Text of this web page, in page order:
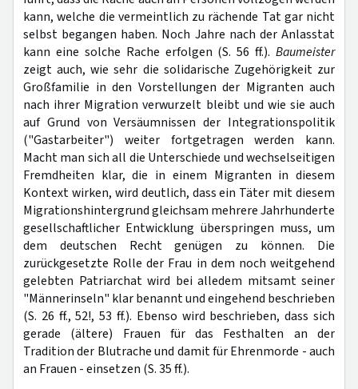
kann, welche die vermeintlich zu rächende Tat gar nicht
selbst begangen haben. Noch Jahre nach der Anlasstat
kann eine solche Rache erfolgen (S. 56 ff.). Baumeister
zeigt auch, wie sehr die solidarische Zugehörigkeit zur
Großfamilie in den Vorstellungen der Migranten auch
nach ihrer Migration verwurzelt bleibt und wie sie auch
auf Grund von Versäumnissen der Integrationspolitik
("Gastarbeiter") weiter fortgetragen werden kann.
Macht man sich all die Unterschiede und wechselseitigen
Fremdheiten klar, die in einem Migranten in diesem
Kontext wirken, wird deutlich, dass ein Täter mit diesem
Migrationshintergrund gleichsam mehrere Jahrhunderte
gesellschaftlicher Entwicklung überspringen muss, um
dem deutschen Recht genügen zu können. Die
zurückgesetzte Rolle der Frau in dem noch weitgehend
gelebten Patriarchat wird bei alledem mitsamt seiner
"Männerinseln" klar benannt und eingehend beschrieben
(S. 26 ff., 52!, 53 ff.). Ebenso wird beschrieben, dass sich
gerade (ältere) Frauen für das Festhalten an der
Tradition der Blutrache und damit für Ehrenmorde - auch
an Frauen - einsetzen (S. 35 ff.).